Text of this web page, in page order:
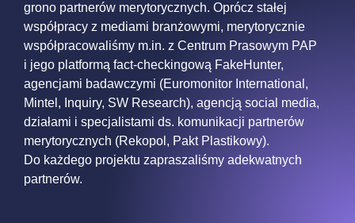
grono partnerów merytorycznych. Oprócz stałej
współpracy z mediami branżowymi, merytorycznie
współpracowaliśmy m.in. z Centrum Prasowym PAP
i jego platformą fact-checkingową FakeHunter,
agencjami badawczymi (Euromonitor International,
Mintel, Inquiry, SW Research), agencją social media,
działami i specjalistami ds. komunikacji partnerów
merytorycznych (Rekopol, Pakt Plastikowy).
Do każdego projektu zapraszaliśmy adekwatnych
partnerów.